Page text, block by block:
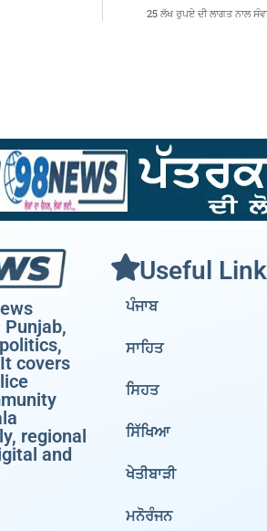
25 ਲੱਖ ਰੁਪਏ ਦੀ ਲਾਗਤ ਨਾਲ
covers
regional
and
Useful
ਪੰਜਾਬ
ਸਾਹਿਤ
ਸਿਹਤ
ਸਿੱਖਿਆ
ਖੇਤੀਬਾੜੀ
ਮਨੋਰੰਜਨ